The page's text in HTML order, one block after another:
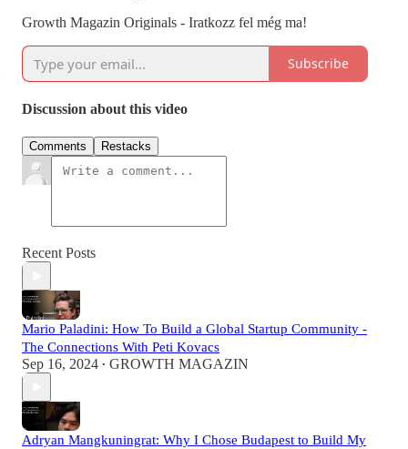
Growth Magazin Originals - Iratkozz fel még ma!
Subscribe
Discussion about this video
Comments Restacks
Recent Posts
Mario Paladini: How To Build a Global Startup Community -
The Connections With Peti Kovacs
Sep 16, 2024 • GROWTH MAGAZIN
Adryan Mangkuningrat: Why I Chose Budapest to Build My